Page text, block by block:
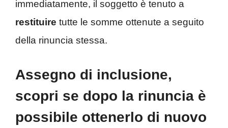
immediatamente, il soggetto è tenuto a
restituire tutte le somme ottenute a seguito
della rinuncia stessa.
Assegno di inclusione,
scopri se dopo la rinuncia è
possibile ottenerlo di nuovo